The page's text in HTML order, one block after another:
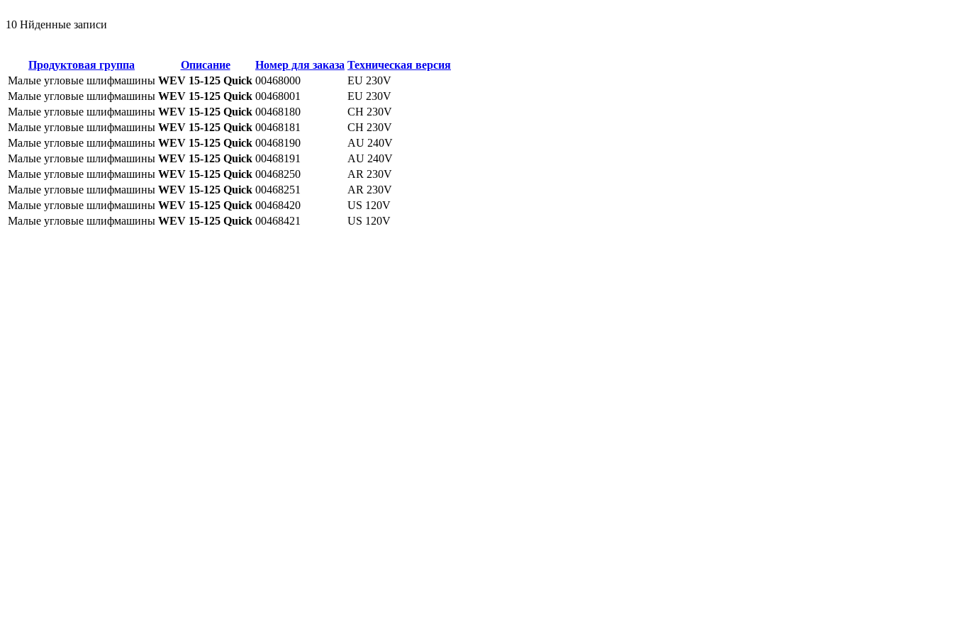
10 Нйденные записи
Продуктовая группа Описание Номер для заказа Техническая версия
Малые угловые шлифмашины WEV 15-125 Quick 00468000
EU 230V
Малые угловые шлифмашины WEV 15-125 Quick 00468001
EU 230V
Малые угловые шлифмашины WEV 15-125 Quick 00468180
CH 230V
Малые угловые шлифмашины WEV 15-125 Quick 00468181
CH 230V
Малые угловые шлифмашины WEV 15-125 Quick 00468190
AU 240V
Малые угловые шлифмашины WEV 15-125 Quick 00468191
AU 240V
Малые угловые шлифмашины WEV 15-125 Quick 00468250
AR 230V
Малые угловые шлифмашины WEV 15-125 Quick 00468251
AR 230V
Малые угловые шлифмашины WEV 15-125 Quick 00468420
US 120V
Малые угловые шлифмашины WEV 15-125 Quick 00468421 US 120V